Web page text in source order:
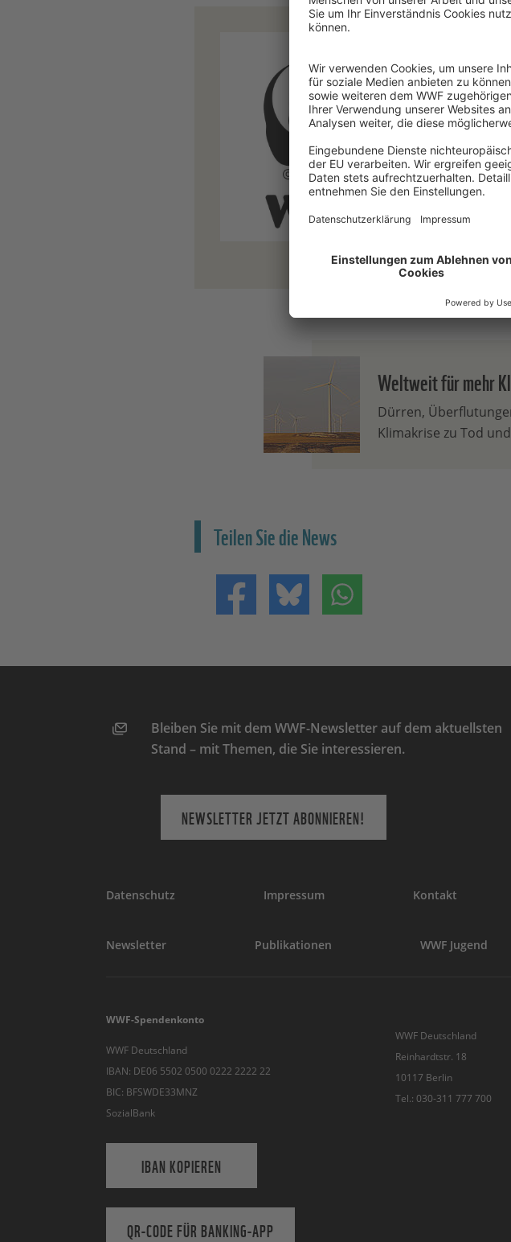
Lea
Klimaschutz
Weltweit für mehr
Dürren,
Klimakrise zu Tod
Teilen Sie die News
Teilen auf FacebookTeilen auf Bluesky
Bleiben Sie mit dem WWF-Newsletter auf dem aktuellsten
Stand – mit Themen, die Sie interessieren.
NEWSLETTER JETZT ABONNIEREN!
Datenschutz Impressum Kontakt
Newsletter Publikationen WWF Jugend
WWF-Spendenkonto
WWF Deutschland
IBAN: DE06 5502 0500 0222 2222 22
BIC: BFSWDE33MNZ
SozialBank
IBAN KOPIEREN
QR-CODE FÜR BANKING-APP
WWF Deutschland
Reinhardtstr. 18
10117 Berlin
Tel.: 030-311 777 700